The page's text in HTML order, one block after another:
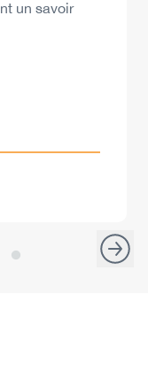
un savoir